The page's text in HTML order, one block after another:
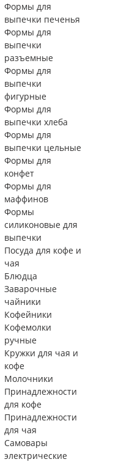
Формы для
выпечки печенья
Формы для
выпечки
разъемные
Формы для
выпечки
фигурные
Формы для
выпечки хлеба
Формы для
выпечки цельные
Формы для
конфет
Формы для
маффинов
Формы
силиконовые для
выпечки
Посуда для кофе и
чая
Блюдца
Заварочные
чайники
Кофейники
Кофемолки
ручные
Кружки для чая и
кофе
Молочники
Принадлежности
для кофе
Принадлежности
для чая
Самовары
электрические